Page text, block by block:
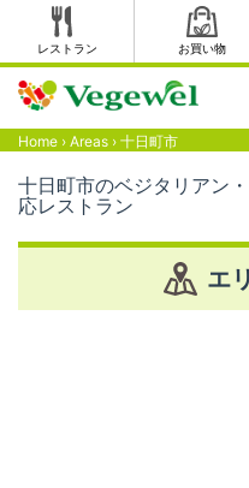
レストラン お買い物
Home › Areas › 十日町市
十日町市のベジタリアン
応レストラン
エ